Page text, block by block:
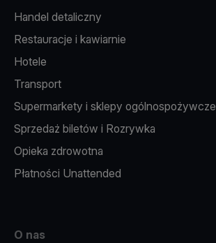
Handel detaliczny
Restauracje i kawiarnie
Hotele
Transport
Supermarkety i sklepy ogólnospożywcze
Sprzedaż biletów i Rozrywka
Opieka zdrowotna
Płatności Unattended
O nas